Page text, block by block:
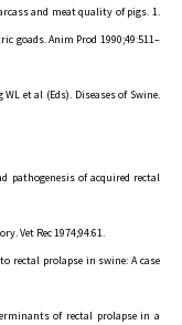
and meat quality of pigs. 1.
goads. Anim Prod 1990;49:511–
et al (Eds). Diseases of Swine.
pathogenesis of acquired rectal
Vet Rec 1974;94:61.
rectal prolapse in swine: A case
of rectal prolapse in a